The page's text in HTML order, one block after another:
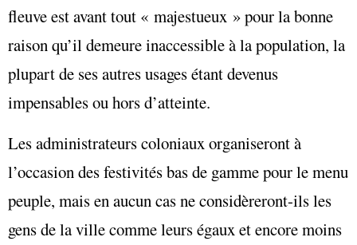
fleuve est avant tout « majestueux » pour la bonne
raison qu’il demeure inaccessible à la population, la
plupart de ses autres usages étant devenus
impensables ou hors d’atteinte.
Les administrateurs coloniaux organiseront à
l’occasion des festivités bas de gamme pour le menu
peuple, mais en aucun cas ne considèreront-ils les
gens de la ville comme leurs égaux et encore moins